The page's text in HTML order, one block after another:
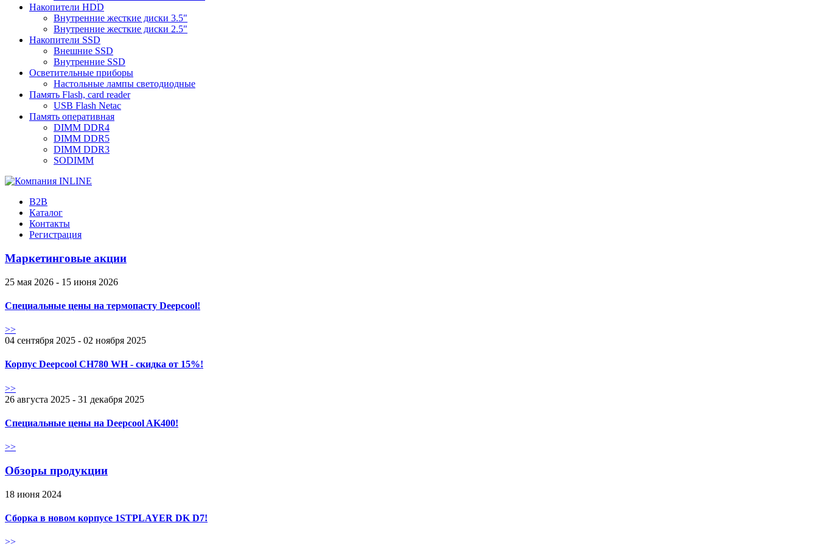
Накопители HDD
Внутренние жесткие диски 3.5"
Внутренние жесткие диски 2.5"
Накопители SSD
Внешние SSD
Внутренние SSD
Осветительные приборы
Настольные лампы светодиодные
Память Flash, card reader
USB Flash Netac
Память оперативная
DIMM DDR4
DIMM DDR5
DIMM DDR3
SODIMM
B2B
Каталог
Контакты
Регистрация
Маркетинговые акции
25 мая 2026 - 15 июня 2026
Специальные цены на термопасту Deepcool!
>>
04 сентября 2025 - 02 ноября 2025
Корпус Deepcool CH780 WH - скидка от 15%!
>>
26 августа 2025 - 31 декабря 2025
Специальные цены на Deepcool AK400!
>>
Обзоры продукции
18 июня 2024
Сборка в новом корпусе 1STPLAYER DK D7!
>>